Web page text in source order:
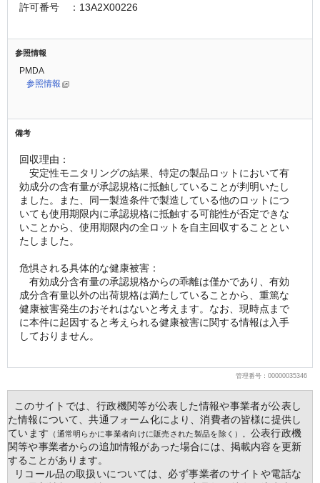
許可番号　：13A2X00226
参照情報
PMDA
参照情報
備考
回収理由：
安定性モニタリングの結果、特定の製品ロットにおいて有
効成分の含有量が承認規格に抵触していることが判明いたし
ました。また、同一製造条件で製造している他のロットにつ
いても使用期限内に承認規格に抵触する可能性が否定できな
いことから、使用期限内の全ロットを自主回収することとい
たしました。
危惧される具体的な健康被害：
有効成分含有量の承認規格からの乖離は僅かであり、有効
成分含有量以外の出荷規格は満たしていることから、重篤な
健康被害発生のおそれはないと考えます。なお、現時点まで
に本件に起因すると考えられる健康被害に関する情報は入手
しておりません。
管理番号：00000035346
このサイトでは、行政機関等が公表した情報や事業者が公表し
た情報について、共通フォーム化により、消費者の皆様に提供し
ています
（通常明らかに事業者向けに販売された製品を除く）。 公表行政機
関等や事業者からの追加情報があった場合には、掲載内容を更新
することがあります。
リコール品の取扱いについては、必ず事業者のサイトや電話な